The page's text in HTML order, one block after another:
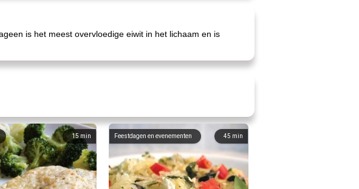
is het meest overvloedige eiwit in het lichaam en is
15 min 45 min
Feestdagen en evenementen